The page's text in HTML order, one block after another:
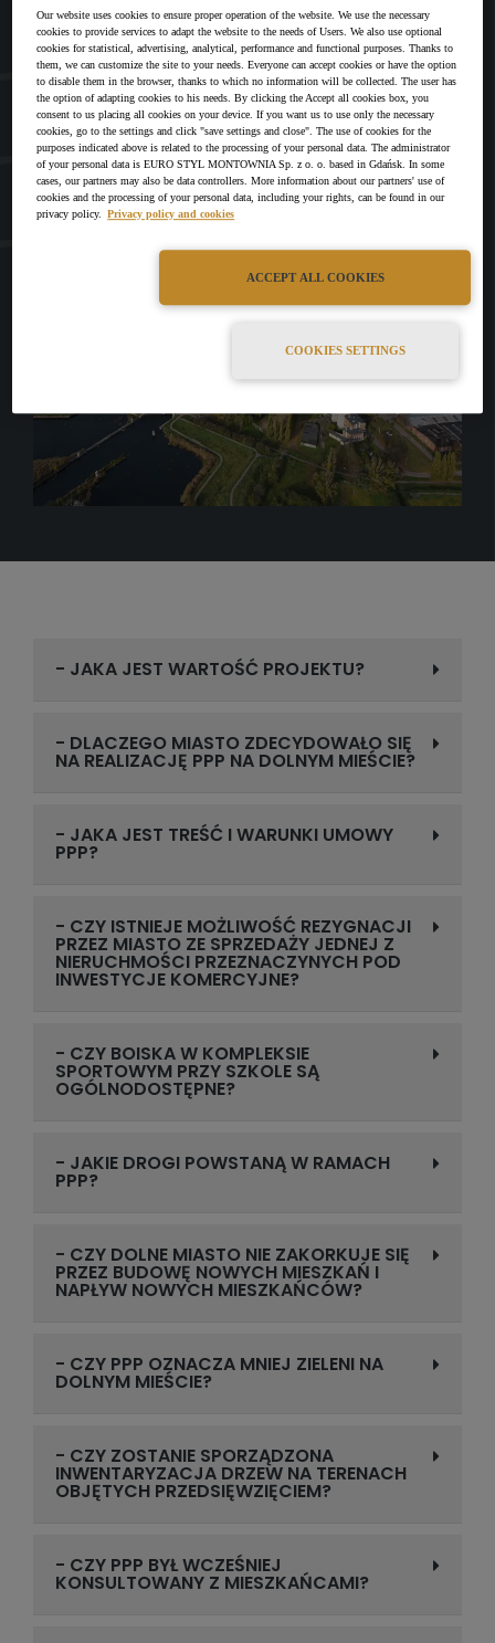
Jeżeli nie ma wśród nich odpowiedzi na
nurtujące Państwa kwestie, zapraszamy
do kontaktu poprzez formularz
znajdujący się w zakładceZAPYTAJ NAS.
- JAKA JEST WARTOŚĆ PROJEKTU?
- DLACZEGO MIASTO ZDECYDOWAŁO SIĘ
NA REALIZACJĘ PPP NA DOLNYM MIEŚCIE?
- JAKA JEST TREŚĆ I WARUNKI UMOWY
PPP?
- CZY ISTNIEJE MOŻLIWOŚĆ REZYGNACJI
PRZEZ MIASTO ZE SPRZEDAŻY JEDNEJ Z
NIERUCHMOŚCI PRZEZNACZYNYCH POD
INWESTYCJE KOMERCYJNE?
- CZY BOISKA W KOMPLEKSIE
SPORTOWYM PRZY SZKOLE SĄ
OGÓLNODOSTĘPNE?
- JAKIE DROGI POWSTANĄ W RAMACH
PPP?
- CZY DOLNE MIASTO NIE ZAKORKUJE SIĘ
PRZEZ BUDOWĘ NOWYCH MIESZKAŃ I
NAPŁYW NOWYCH MIESZKAŃCÓW?
- CZY PPP OZNACZA MNIEJ ZIELENI NA
DOLNYM MIEŚCIE?
- CZY ZOSTANIE SPORZĄDZONA
INWENTARYZACJA DRZEW NA TERENACH
OBJĘTYCH PRZEDSIĘWZIĘCIEM?
- CZY PPP BYŁ WCZEŚNIEJ
KONSULTOWANY Z MIESZKAŃCAMI?
Our website uses cookies to ensure proper operation of the website. We use the necessary
cookies to provide services to adapt the website to the needs of Users. We also use optional
cookies for statistical, advertising, analytical, performance and functional purposes. Thanks to
them, we can customize the site to your needs. Everyone can accept cookies or have the option
to disable them in the browser, thanks to which no information will be collected. The user has
the option of adapting cookies to his needs. By clicking the Accept all cookies box, you
consent to us placing all cookies on your device. If you want us to use only the necessary
cookies, go to the settings and click "save settings and close". The use of cookies for the
purposes indicated above is related to the processing of your personal data. The administrator
of your personal data is EURO STYL MONTOWNIA Sp. z o. o. based in Gdańsk. In some
cases, our partners may also be data controllers. More information about our partners' use of
cookies and the processing of your personal data, including your rights, can be found in our
privacy policy.
Privacy policy and cookies
ACCEPT ALL COOKIES
COOKIES SETTINGS